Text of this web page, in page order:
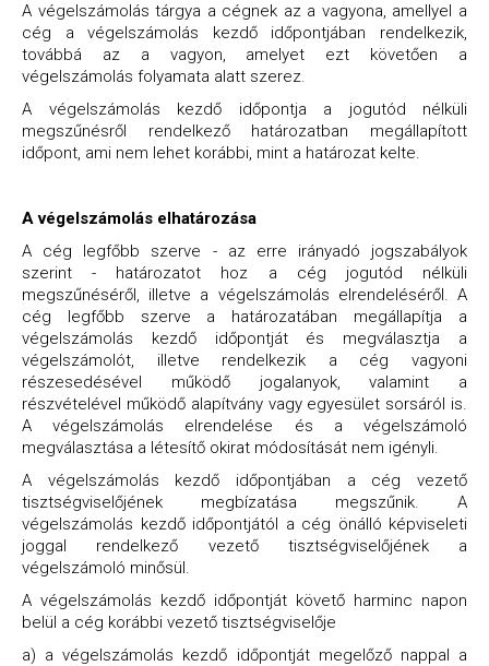
A végelszámolás tárgya a cégnek az a vagyona, amellyel a
cég a végelszámolás kezdő időpontjában rendelkezik,
továbbá az a vagyon, amelyet ezt követően a
végelszámolás folyamata alatt szerez.
A végelszámolás kezdő időpontja a jogutód nélküli
megszűnésről rendelkező határozatban megállapított
időpont, ami nem lehet korábbi, mint a határozat kelte.
A végelszámolás elhatározása
A cég legfőbb szerve - az erre irányadó jogszabályok
szerint - határozatot hoz a cég jogutód nélküli
megszűnéséről, illetve a végelszámolás elrendeléséről. A
cég legfőbb szerve a határozatában megállapítja a
végelszámolás kezdő időpontját és megválasztja a
végelszámolót, illetve rendelkezik a cég vagyoni
részesedésével működő jogalanyok, valamint a
részvételével működő alapítvány vagy egyesület sorsáról is.
A végelszámolás elrendelése és a végelszámoló
megválasztása a létesítő okirat módosítását nem igényli.
A végelszámolás kezdő időpontjában a cég vezető
tisztségviselőjének megbízatása megszűnik. A
végelszámolás kezdő időpontjától a cég önálló képviseleti
joggal rendelkező vezető tisztségviselőjének a
végelszámoló minősül.
A végelszámolás kezdő időpontját követő harminc napon
belül a cég korábbi vezető tisztségviselője
a) a végelszámolás kezdő időpontját megelőző nappal a